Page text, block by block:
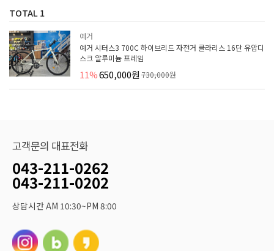
TOTAL 1
예거
예거 시터스3 700C 하이브리드 자전거 클라리스 16단 유압디
스크 알루미늄 프레임
11%650,000원 730,000원
고객문의 대표전화
043-211-0262
043-211-0202
상담시간 AM 10:30~PM 8:00